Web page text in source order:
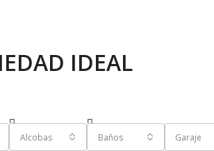
IDEAL
Alcobas Baños